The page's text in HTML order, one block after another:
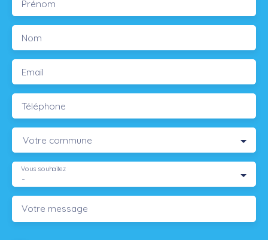
Prénom
Nom
Email
Téléphone
Votre commune
-
Vous souhaitez
Votre message